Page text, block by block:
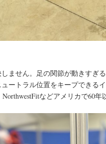
ません。足の関節が動きすぎ
ートラル位置をキープできる
などアメリカで60年